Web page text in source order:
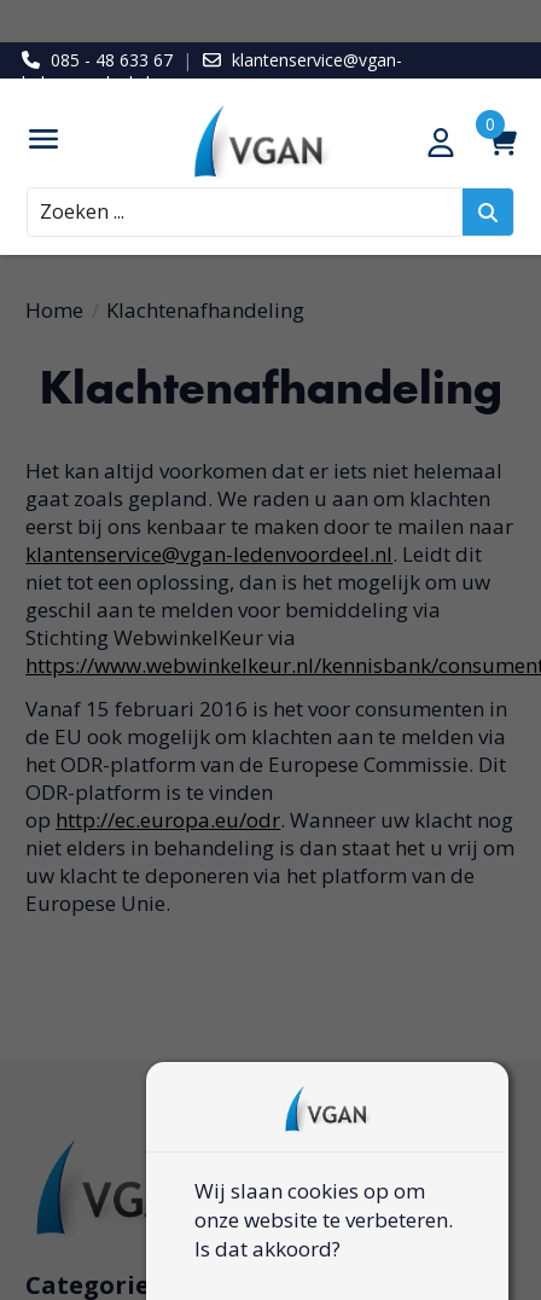
085 - 48 633 67 |
klantenservice@vgan-
ledenvoordeel.nl
Zoeken
Home Klachtenafhandeling
Klachtenafhandeling
Het kan altijd voorkomen dat er iets niet helemaal
gaat zoals gepland. We raden u aan om klachten
eerst bij ons kenbaar te maken door te mailen naar
klantenservice@vgan-ledenvoordeel.nl. Leidt dit
niet tot een oplossing, dan is het mogelijk om uw
geschil aan te melden voor bemiddeling via
Stichting WebwinkelKeur via
https://www.webwinkelkeur.nl/kennisbank/
Vanaf 15 februari 2016 is het voor consumenten in
de EU ook mogelijk om klachten aan te melden via
het ODR-platform van de Europese Commissie. Dit
ODR-platform is te vinden
op http://ec.europa.eu/odr. Wanneer uw klacht nog
niet elders in behandeling is dan staat het u vrij om
uw klacht te deponeren via het platform van de
Europese Unie.
Categorieën
Wij slaan cookies op om
onze website te verbeteren.
Is dat akkoord?